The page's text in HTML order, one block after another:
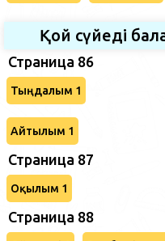
Қой сүйеді
Страница 86
Тыңдалым 1
Айтылым 1
Страница 87
Оқылым 1
Страница 88